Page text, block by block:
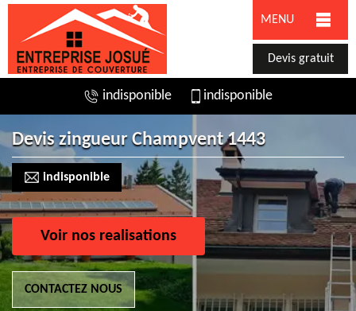
MENU
Devis gratuit
indisponible indisponible
Devis zingueur Champvent 1443
indisponible
Voir nos realisations
CONTACTEZ NOUS